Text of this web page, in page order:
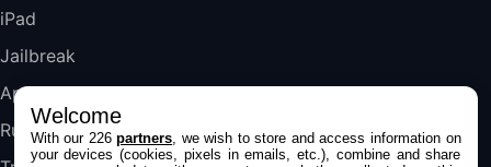
Jeu FIFA 20 sur PC (code à télécharger)
45,98€57,99€Rue Du Commerce (Vendeur Tiers)
iPad
Jailbreak
Applications
Rumeurs
Welcome
With our 226partners , we wish to store and access information on
your devices (cookies, pixels in emails, etc.), combine and share